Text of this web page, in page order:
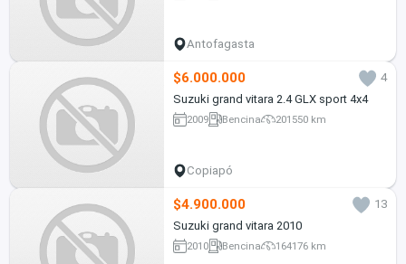
Antofagasta
$6.000.000
4
Suzuki grand vitara 2.4 GLX sport 4x4
2009 Bencina 201550 km
Copiapó
$4.900.000
13
Suzuki grand vitara 2010
2010 Bencina 164176 km